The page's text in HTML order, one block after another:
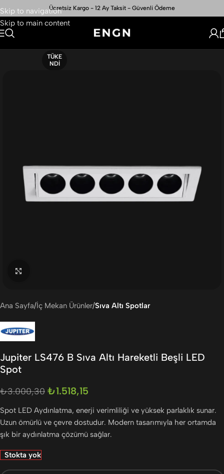
Skip to navigation
Skip to main content
Ücretsiz Kargo - 12 Ay Taksit - Güvenli Ödeme
TÜKE
NDI
Ana Sayfa İç Mekan Ürünler Sıva Altı Spotlar
Jupiter LS476 B Sıva Altı Hareketli Beşli LED
Spot
₺3.000,30 ₺1.518,15
Spot LED Aydınlatma, enerji verimliliği ve yüksek parlaklık sunar.
Uzun ömürlü ve çevre dostudur. Modern tasarımıyla her ortamda
şık bir aydınlatma çözümü sağlar.
Stokta yok